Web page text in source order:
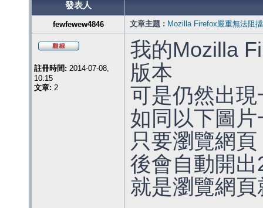
發表人
fewfewew4846 文章主題 : Mozilla Firefox嚴重無法阻
註冊時間: 2014-07-08,
10:15
文章: 2
我的Mozilla
版本
可是仍然出
如同以下圖片
只要瀏覽網
後會自動開
就是瀏覽網